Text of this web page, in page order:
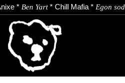
* Ben Yart* Chill Mafia* Egon
TIENDA